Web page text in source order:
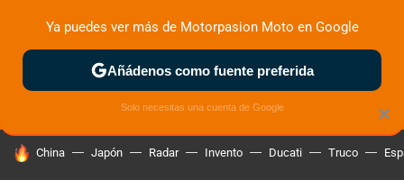
ZONA DE PRUEBAS DEPORTIVAS MOTOS ELÉCTRICAS
HOY SE HABLA DE
China Japón Radar Invento Ducati Truco
×
Ya puedes ver más de Motorpasion Moto en Google
Añádenos como fuente preferida
Solo necesitas una cuenta de Google